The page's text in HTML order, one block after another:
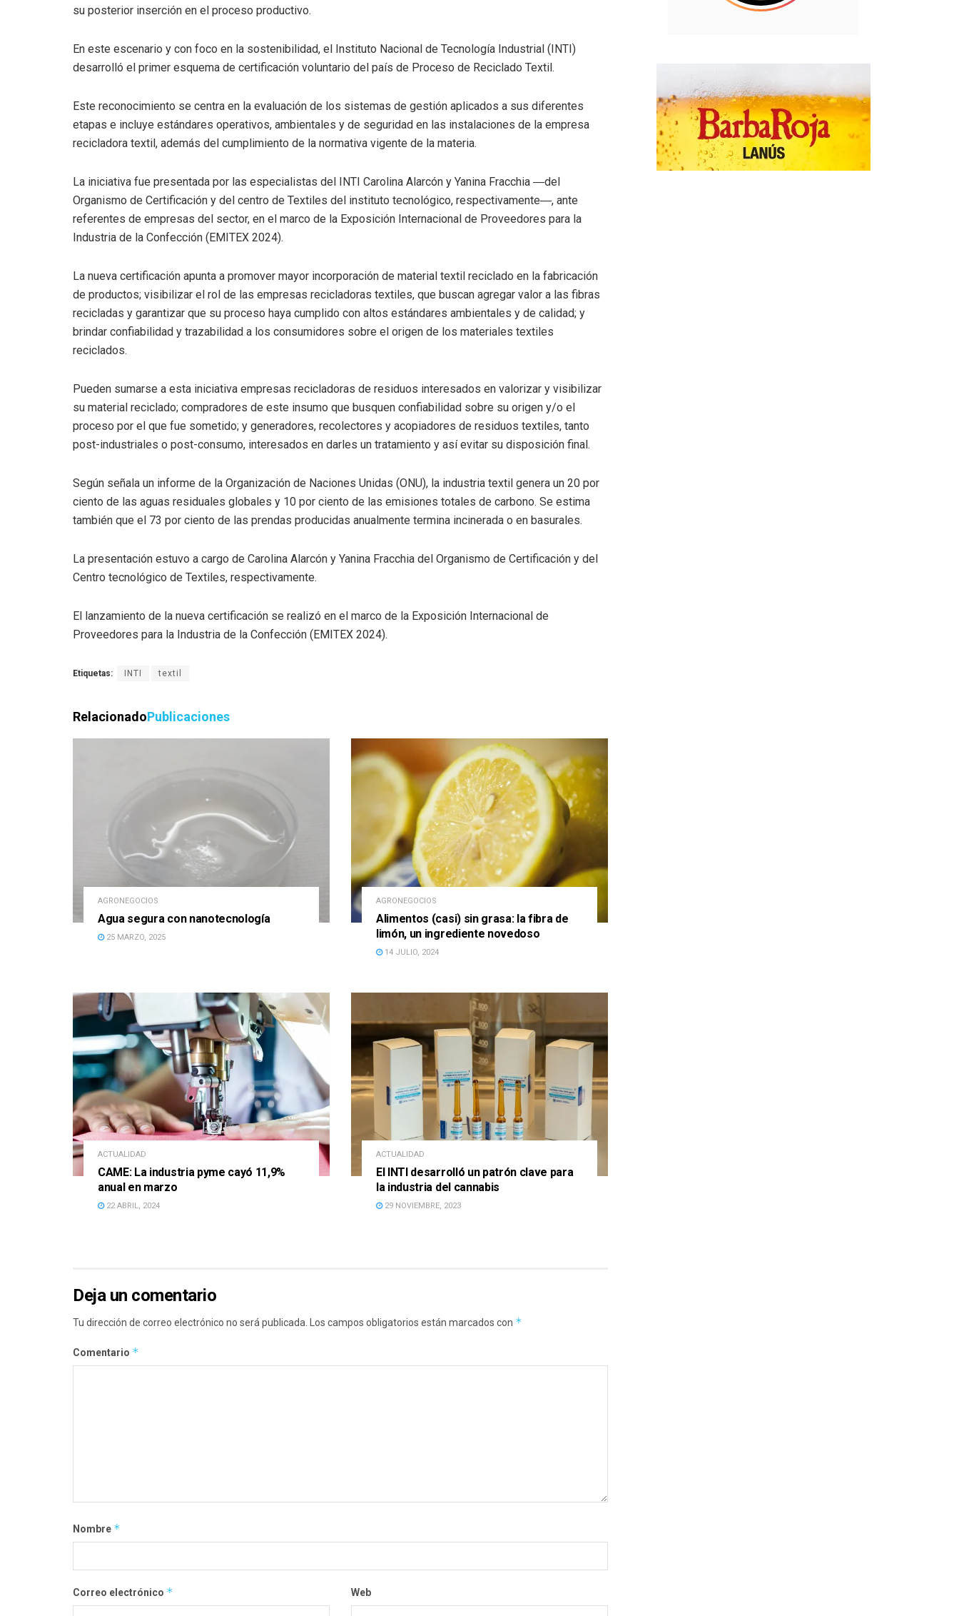
su posterior inserción en el proceso productivo.
En este escenario y con foco en la sostenibilidad, el Instituto Nacional de Tecnología Industrial (INTI)
desarrolló el primer esquema de certificación voluntario del país de Proceso de Reciclado Textil.
Este reconocimiento se centra en la evaluación de los sistemas de gestión aplicados a sus diferentes
etapas e incluye estándares operativos, ambientales y de seguridad en las instalaciones de la empresa
recicladora textil, además del cumplimiento de la normativa vigente de la materia.
La iniciativa fue presentada por las especialistas del INTI Carolina Alarcón y Yanina Fracchia ―del
Organismo de Certificación y del centro de Textiles del instituto tecnológico, respectivamente―, ante
referentes de empresas del sector, en el marco de la Exposición Internacional de Proveedores para la
Industria de la Confección (EMITEX 2024).
La nueva certificación apunta a promover mayor incorporación de material textil reciclado en la fabricación
de productos; visibilizar el rol de las empresas recicladoras textiles, que buscan agregar valor a las fibras
recicladas y garantizar que su proceso haya cumplido con altos estándares ambientales y de calidad; y
brindar confiabilidad y trazabilidad a los consumidores sobre el origen de los materiales textiles
reciclados.
Pueden sumarse a esta iniciativa empresas recicladoras de residuos interesados en valorizar y visibilizar
su material reciclado; compradores de este insumo que busquen confiabilidad sobre su origen y/o el
proceso por el que fue sometido; y generadores, recolectores y acopiadores de residuos textiles, tanto
post-industriales o post-consumo, interesados en darles un tratamiento y así evitar su disposición final.
Según señala un informe de la Organización de Naciones Unidas (ONU), la industria textil genera un 20 por
ciento de las aguas residuales globales y 10 por ciento de las emisiones totales de carbono. Se estima
también que el 73 por ciento de las prendas producidas anualmente termina incinerada o en basurales.
La presentación estuvo a cargo de Carolina Alarcón y Yanina Fracchia del Organismo de Certificación y del
Centro tecnológico de Textiles, respectivamente.
El lanzamiento de la nueva certificación se realizó en el marco de la Exposición Internacional de
Proveedores para la Industria de la Confección (EMITEX 2024).
Etiquetas: INTI textil
RelacionadoPublicaciones
AGRONEGOCIOS
Agua segura con nanotecnología
25 MARZO, 2025
AGRONEGOCIOS
Alimentos (casi) sin grasa: la fibra de
limón, un ingrediente novedoso
14 JULIO, 2024
ACTUALIDAD
CAME: La industria pyme cayó 11,9%
anual en marzo
22 ABRIL, 2024
ACTUALIDAD
El INTI desarrolló un patrón clave para
la industria del cannabis
29 NOVIEMBRE, 2023
Deja un comentario
Tu dirección de correo electrónico no será publicada. Los campos obligatorios están marcados con *
Comentario *
Nombre *
Correo electrónico * Web